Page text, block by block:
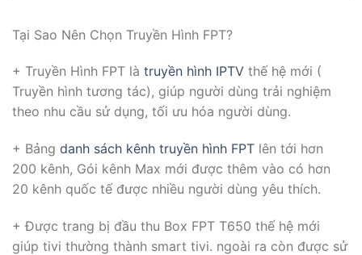
Tại Sao Nên Chọn Truyền Hình FPT?
+ Truyền Hình FPT là truyền hình IPTV thế hệ mới (
Truyền hình tương tác), giúp người dùng trải nghiệm
theo nhu cầu sử dụng, tối ưu hóa người dùng.
+ Bảng danh sách kênh truyền hình FPT lên tới hơn
200 kênh, Gói kênh Max mới được thêm vào có hơn
20 kênh quốc tế được nhiều người dùng yêu thích.
+ Được trang bị đầu thu Box FPT T650 thế hệ mới
giúp tivi thường thành smart tivi. ngoài ra còn được sử